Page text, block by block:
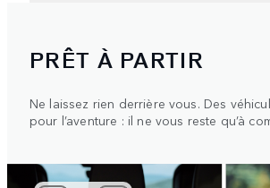
PRÊT À PARTIR
Ne laissez rien derrière vous. Des
pour l’aventure : il ne vous reste qu’à